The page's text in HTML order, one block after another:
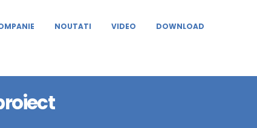
NOUTATI VIDEO DOWNLOAD